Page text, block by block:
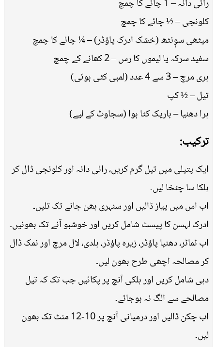
رائی دانہ – 1 چائے کا چمچ
کلونجی – ½ چائے کا چمچ
میٹھی سوٖنٹھ (خشک ادرک پاؤڈر) – ¼ چائے کا چمچ
سفید سرکہ یا لیموں کا رس – 2 کھانے کے چمچ
ہری مرچ – 3 سے 4 عدد (لمبی کٹی ہوئی)
تیل – ½ کپ
ہرا دھنیا – باریک کٹا ہوا (سجاوٹ کے لیے)
ترکیب:
ایک پتیلی میں تیل گرم کریں، رائی دانہ اور کلونجی ڈال کر
ہلکا سا چٹخا لیں۔
اب اس میں پیاز ڈالیں اور سنہری بھن جانے تک تلیں۔
ادرک لہسن کا پیسٹ شامل کریں اور خوشبو آنے تک بھونیں۔
اب ٹماٹر، دھنیا پاؤڈر، زیرہ پاؤڈر، ہلدی، لال مرچ اور نمک ڈال
کر مصالحہ اچھی طرح بھون لیں۔
دہی شامل کریں اور ہلکی آنچ پر پکائیں جب تک کہ تیل
مصالحے سے الگ نہ ہوجائے۔
اب چکن ڈالیں اور درمیانی آنچ پر 10-12 منٹ تک بھون
لیں۔